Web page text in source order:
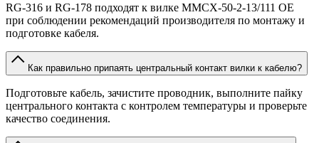
RG-316 и RG-178 подходят к вилке MMCX-50-2-13/111 OE
при соблюдении рекомендаций производителя по монтажу и
подготовке кабеля.
Как правильно припаять центральный контакт вилки к кабелю?
Подготовьте кабель, зачистите проводник, выполните пайку
центрального контакта с контролем температуры и проверьте
качество соединения.